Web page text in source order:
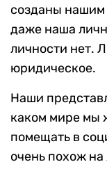
созданы нашим
даже наша
личности нет.
юридическое.
Наши
каком мире мы
помещать в
очень похож